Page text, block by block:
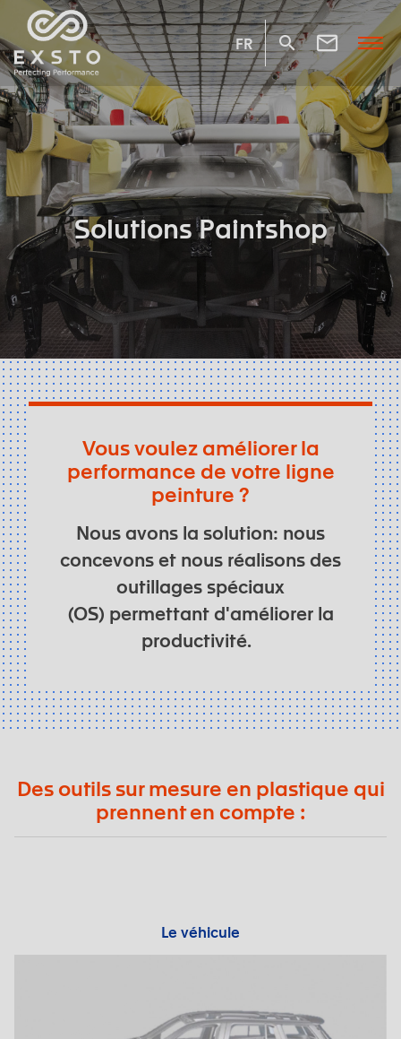
FR
Solutions Paintshop
Vous voulez améliorer la
performance de votre ligne
peinture ?
Nous avons la solution: nous
concevons et nous réalisons des
outillages spéciaux
(OS) permettant d'améliorer la
productivité.
Des outils sur mesure en plastique qui
prennent en compte :
Le véhicule